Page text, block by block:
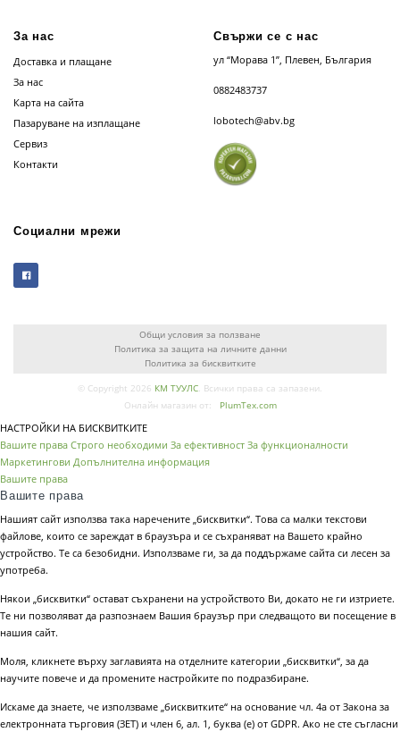
За нас
Доставка и плащане
За нас
Карта на сайта
Пазаруване на изплащане
Сервиз
Контакти
Свържи се с нас
ул “Морава 1”, Плевен, България
0882483737
lobotech@abv.bg
Социални мрежи
Общи условия за ползване
Политика за защита на личните данни
Политика за бисквитките
© Copyright 2026 КМ ТУУЛС. Всички права са запазени.
Онлайн магазин от:
PlumTex.com
НАСТРОЙКИ НА БИСКВИТКИТЕ
Вашите права Строго необходими За ефективност За функционалности
Маркетингови Допълнителна информация
Вашите права
Вашите права
Нашият сайт използва така наречените „бисквитки“. Това са малки текстови
файлове, които се зареждат в браузъра и се съхраняват на Вашето крайно
устройство. Те са безобидни. Използваме ги, за да поддържаме сайта си лесен за
употреба.
Някои „бисквитки“ остават съхранени на устройството Ви, докато не ги изтриете.
Те ни позволяват да разпознаем Вашия браузър при следващото ви посещение в
нашия сайт.
Моля, кликнете върху заглавията на отделните категории „бисквитки“, за да
научите повече и да промените настройките по подразбиране.
Искаме да знаете, че използваме „бисквитките“ на основание чл. 4а от Закона за
електронната търговия (ЗЕТ) и член 6, ал. 1, буква (е) от GDPR. Ако не сте съгласни